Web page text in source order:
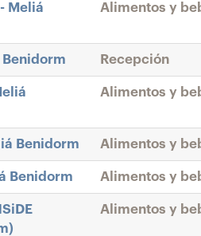
Meliá
Alimentos y
Benidorm Recepción
Alimentos y
Benidorm Alimentos y
Benidorm Alimentos y
Alimentos y